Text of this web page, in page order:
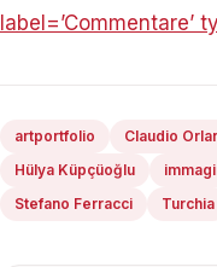
label=’Commentare’
artportfolio Claudio
Hülya Küpçüoğlu
Stefano Ferracci
Turchia